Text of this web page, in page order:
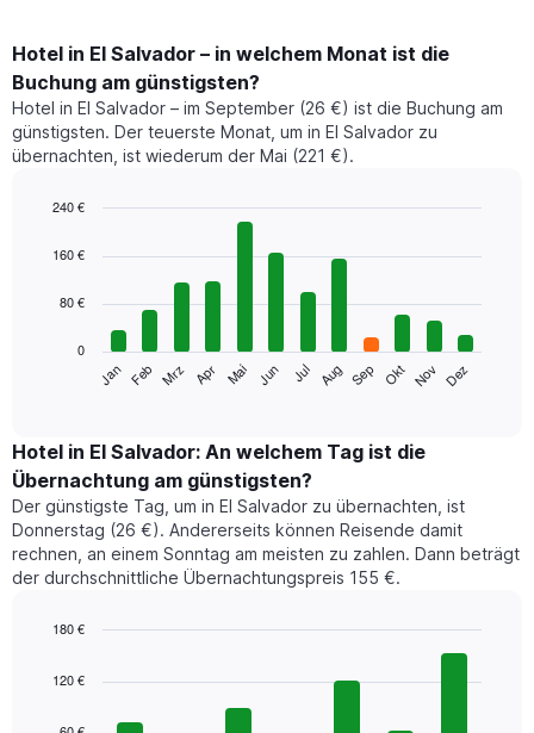
Hotel in El Salvador – in welchem Monat ist die
Buchung am günstigsten?
Hotel in El Salvador – im September (26 €) ist die Buchung am
günstigsten. Der teuerste Monat, um in El Salvador zu
übernachten, ist wiederum der Mai (221 €).
chart
bars.
folgende
den
durchschnittlichen
Zimmerpreis
im
jeweiligen
Monat
an.
Diagramm
graphic.
Jan Feb Mrz Apr Mai Jun Jul Aug Sep Okt Nov Dez
0
80 €
160 €
240 €
Hotel in El Salvador: An welchem Tag ist die
Übernachtung am günstigsten?
Der günstigste Tag, um in El Salvador zu übernachten, ist
Donnerstag (26 €). Andererseits können Reisende damit
rechnen, an einem Sonntag am meisten zu zahlen. Dann beträgt
der durchschnittliche Übernachtungspreis 155 €.
chart
120 €
180 €